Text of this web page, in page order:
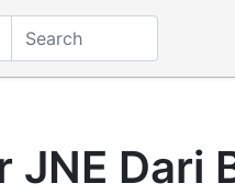
JNE Dari